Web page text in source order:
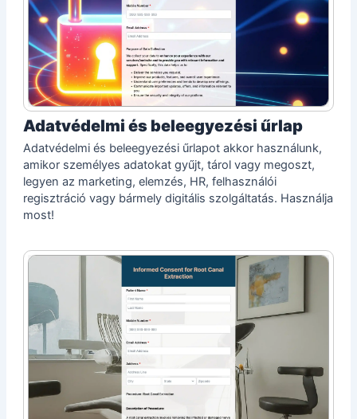
Adatvédelmi és beleegyezési űrlap
Adatvédelmi és beleegyezési űrlapot akkor használunk,
amikor személyes adatokat gyűjt, tárol vagy megoszt,
legyen az marketing, elemzés, HR, felhasználói
regisztráció vagy bármely digitális szolgáltatás. Használja
most!